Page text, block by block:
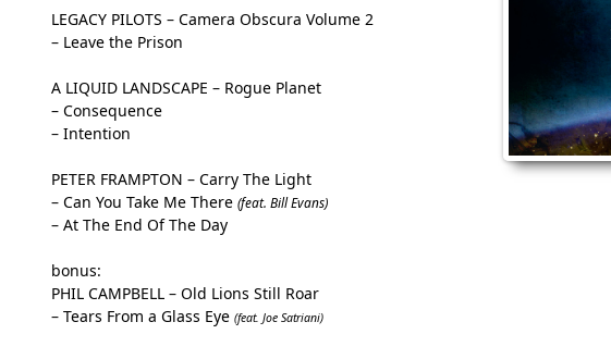
LEGACY PILOTS – Camera Obscura Volume 2
– Leave the Prison
A LIQUID LANDSCAPE – Rogue Planet
– Consequence
– Intention
PETER FRAMPTON – Carry The Light
– Can You Take Me There (feat. Bill Evans)
– At The End Of The Day
bonus:
PHIL CAMPBELL – Old Lions Still Roar
– Tears From a Glass Eye (feat. Joe Satriani)